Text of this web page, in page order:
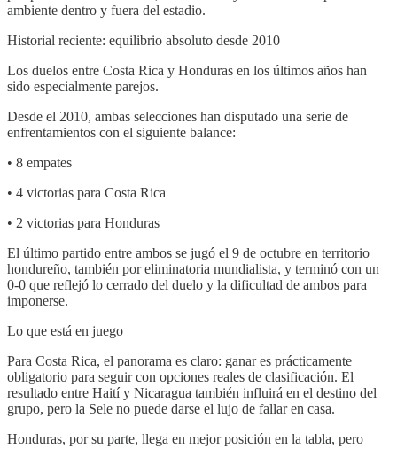
ambiente dentro y fuera del estadio.
Historial reciente: equilibrio absoluto desde 2010
Los duelos entre Costa Rica y Honduras en los últimos años han
sido especialmente parejos.
Desde el 2010, ambas selecciones han disputado una serie de
enfrentamientos con el siguiente balance:
• 8 empates
• 4 victorias para Costa Rica
• 2 victorias para Honduras
El último partido entre ambos se jugó el 9 de octubre en territorio
hondureño, también por eliminatoria mundialista, y terminó con un
0-0 que reflejó lo cerrado del duelo y la dificultad de ambos para
imponerse.
Lo que está en juego
Para Costa Rica, el panorama es claro: ganar es prácticamente
obligatorio para seguir con opciones reales de clasificación. El
resultado entre Haití y Nicaragua también influirá en el destino del
grupo, pero la Sele no puede darse el lujo de fallar en casa.
Honduras, por su parte, llega en mejor posición en la tabla, pero